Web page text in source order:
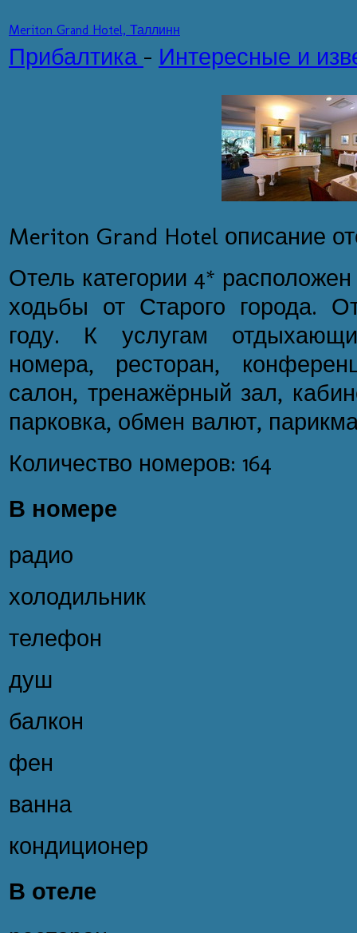
Meriton Grand Hotel, Таллинн
Прибалтика - Интересные и
Meriton Grand Hotel описание
Отель категории 4*
ходьбы от Старого города.
году. К услугам
номера, ресторан,
салон, тренажёрный зал,
парковка, обмен валют,
Количество номеров: 164
В номере
радио
холодильник
телефон
душ
балкон
фен
ванна
кондиционер
В отеле